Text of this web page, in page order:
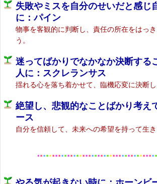
失敗やミスを自分のせいだと感じ
に：パイン
物事を客観的に判断し、責任の所在をはっ
う。
迷ってばかりでなかなか決断する
人に：スクレランサス
揺れる心を落ち着かせて、臨機応変に決断し
絶望し、悲観的なことばかり考え
ース
自分を信頼して、未来への希望を持って生き